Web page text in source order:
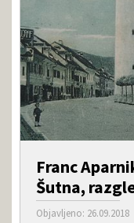
Franc
Šutna,
Objavljeno: 26.09.2018